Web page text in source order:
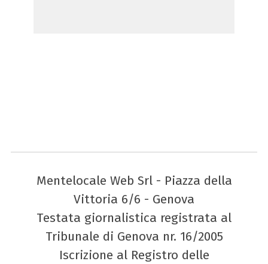
Mentelocale Web Srl - Piazza della
Vittoria 6/6 - Genova
Testata giornalistica registrata al
Tribunale di Genova nr. 16/2005
Iscrizione al Registro delle